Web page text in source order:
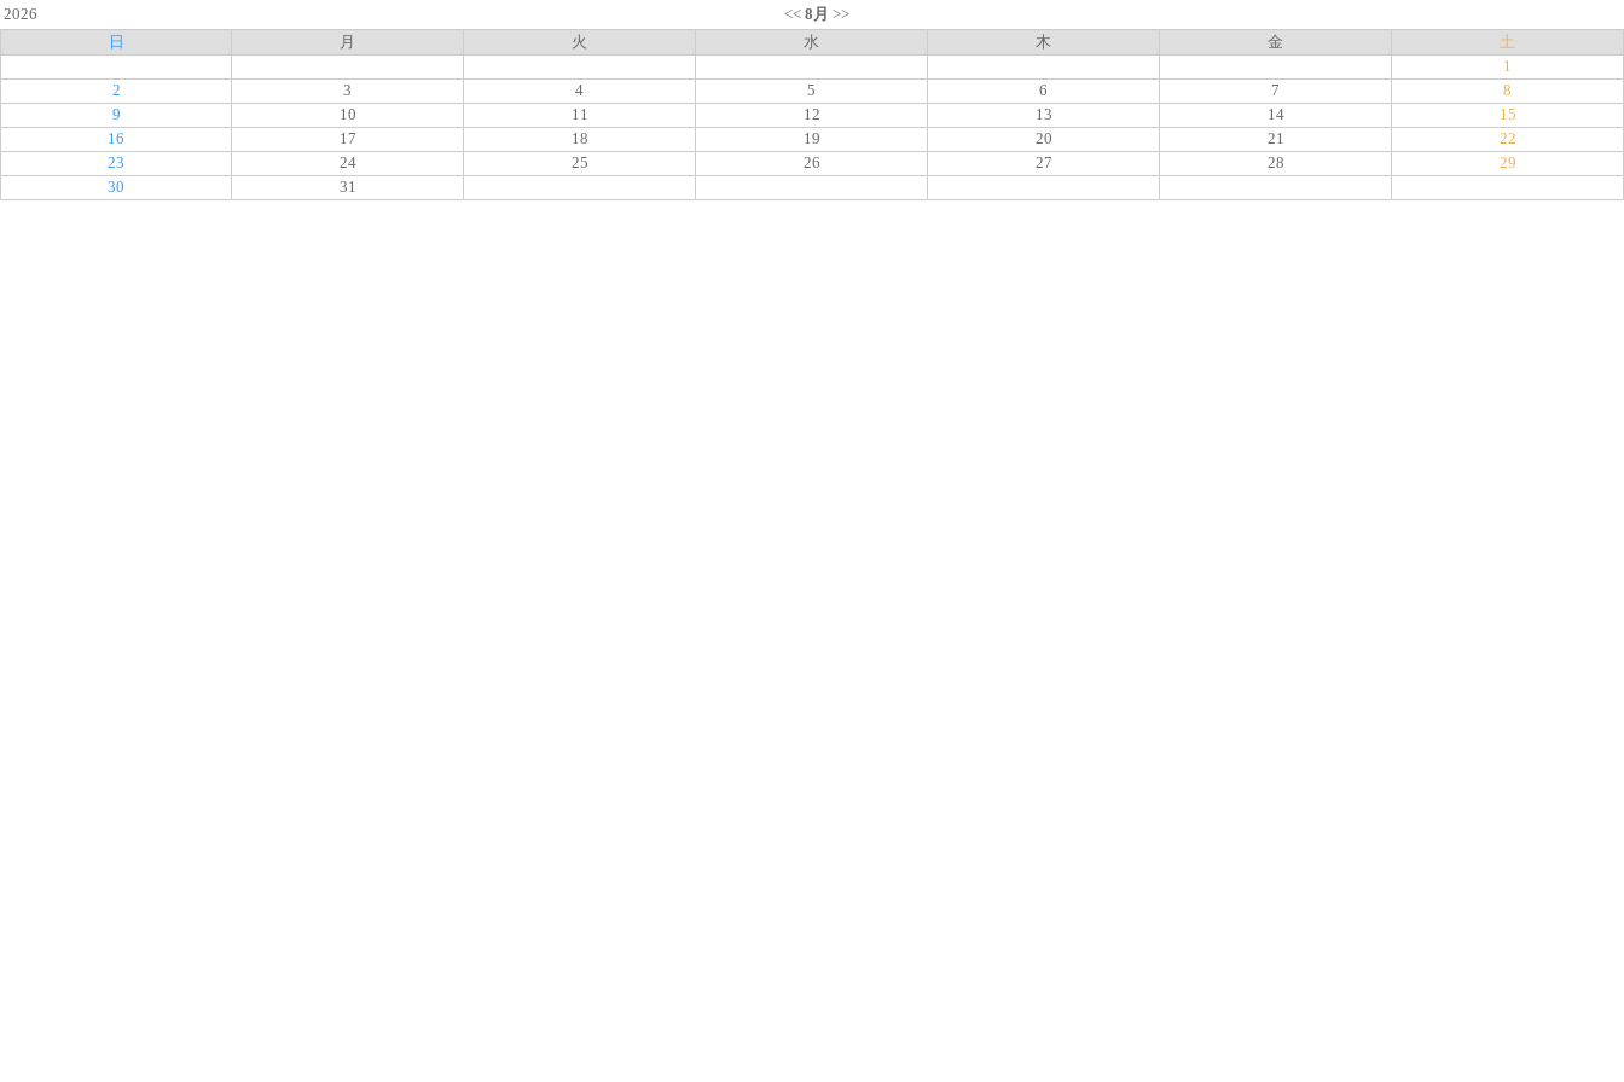
2026 << 8月 >>
日
月 火 水 木 金
土
1
2
3 4 5 6 7
8
9
10 11 12 13 14
15
16
17 18 19 20 21
22
23
24 25 26 27 28
29
30
31